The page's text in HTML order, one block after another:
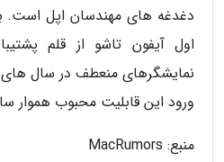
دغدغه های مهندسان اپل است.
اول آیفون تاشو از قلم
نمایشگرهای منعطف در سال های
ورود این قابلیت محبوب هموار
منبع: MacRumors